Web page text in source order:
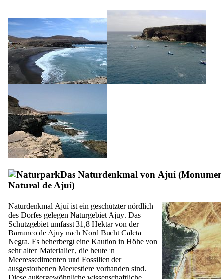
Das Naturdenkmal von Ajuí(
Natural de Ajuí)
Naturdenkmal Ajuíist ein geschützter nördlich
des Dorfes gelegen Naturgebiet Ajuy. Das
Schutzgebiet umfasst 31,8 Hektar von der
Barranco de Ajuy nach Nord Bucht Caleta
Negra. Es beherbergt eine Kaution in Höhe von
sehr alten Materialien, die heute in
Meeressedimenten und Fossilien der
ausgestorbenen Meerestiere vorhanden sind.
Diese außergewöhnliche wissenschaftliche